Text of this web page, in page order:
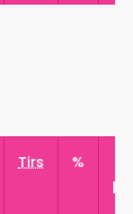
Tirs %